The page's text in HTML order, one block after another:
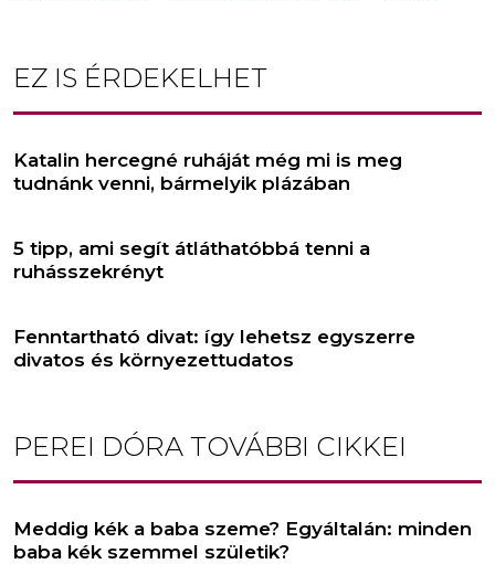
EZ IS ÉRDEKELHET
Katalin hercegné ruháját még mi is meg
tudnánk venni, bármelyik plázában
5 tipp, ami segít átláthatóbbá tenni a
ruhásszekrényt
Fenntartható divat: így lehetsz egyszerre
divatos és környezettudatos
PEREI DÓRA TOVÁBBI CIKKEI
Meddig kék a baba szeme? Egyáltalán: minden
baba kék szemmel születik?